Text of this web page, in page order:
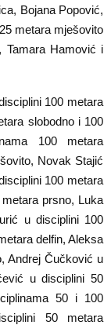
Bojana Popović,
metara mješovito
Tamara Hamović i
100 metara
slobodno i 100
100 metara
Novak Stajić
100 metara
prsno, Luka
u disciplini 100
delfin, Aleksa
Andrej Čučković u
u disciplini 50
50 i 100
50 metara